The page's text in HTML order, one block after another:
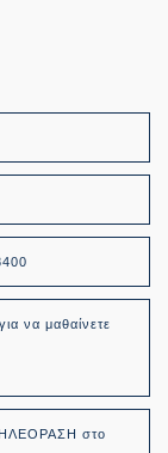
να μαθαίνετε
στο